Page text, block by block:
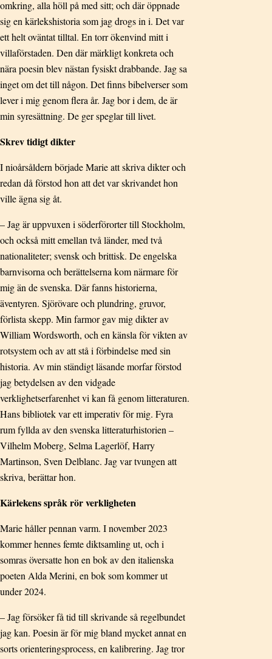
omkring, alla höll på med sitt; och där öppnade
sig en kärlekshistoria som jag drogs in i. Det var
ett helt oväntat tilltal. En torr ökenvind mitt i
villaförstaden. Den där märkligt konkreta och
nära poesin blev nästan fysiskt drabbande. Jag sa
inget om det till någon. Det finns bibelverser som
lever i mig genom flera år. Jag bor i dem, de är
min syresättning. De ger speglar till livet.
Skrev tidigt dikter
I nioårsåldern började Marie att skriva dikter och
redan då förstod hon att det var skrivandet hon
ville ägna sig åt.
– Jag är uppvuxen i söderförorter till Stockholm,
och också mitt emellan två länder, med två
nationaliteter; svensk och brittisk. De engelska
barnvisorna och berättelserna kom närmare för
mig än de svenska. Där fanns historierna,
äventyren. Sjörövare och plundring, gruvor,
förlista skepp. Min farmor gav mig dikter av
William Wordsworth, och en känsla för vikten av
rotsystem och av att stå i förbindelse med sin
historia. Av min ständigt läsande morfar förstod
jag betydelsen av den vidgade
verklighetserfarenhet vi kan få genom litteraturen.
Hans bibliotek var ett imperativ för mig. Fyra
rum fyllda av den svenska litteraturhistorien –
Vilhelm Moberg, Selma Lagerlöf, Harry
Martinson, Sven Delblanc. Jag var tvungen att
skriva, berättar hon.
Kärlekens språk rör verkligheten
Marie håller pennan varm. I november 2023
kommer hennes femte diktsamling ut, och i
somras översatte hon en bok av den italienska
poeten Alda Merini, en bok som kommer ut
under 2024.
– Jag försöker få tid till skrivande så regelbundet
jag kan. Poesin är för mig bland mycket annat en
sorts orienteringsprocess, en kalibrering. Jag tror